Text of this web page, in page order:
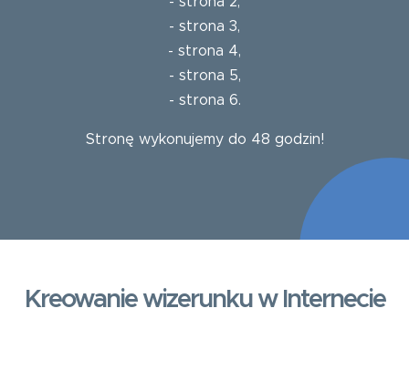
- strona 3,
- strona 4,
- strona 5,
- strona 6.
Stronę wykonujemy do 48 godzin!
Kreowanie wizerunku w Internecie